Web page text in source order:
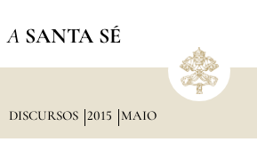
A SANTA SÉ
DISCURSOS 2015 MAIO